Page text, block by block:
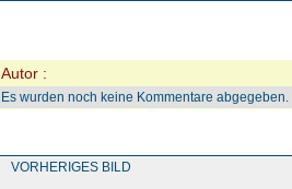
Autor :
Es wurden noch keine Kommentare abgegeben.
VORHERIGES BILD